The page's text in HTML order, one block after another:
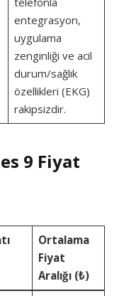
entegrasyon,
uygulama
zenginliği ve acil
durum/sağlık
özellikleri (EKG)
rakipsizdir.
9 Fiyat
Ortalama
Fiyat
Aralığı (₺)